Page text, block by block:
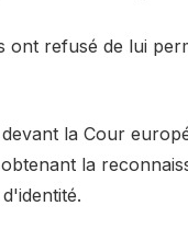
ont refusé de lui
la Cour
la